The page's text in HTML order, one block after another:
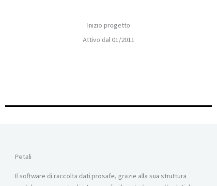
Inizio progetto
Attivo dal 01/2011
Petali
Il software di raccolta dati prosafe, grazie alla sua struttura